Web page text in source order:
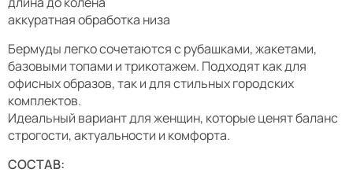
аккуратная обработка низа
Бермуды легко сочетаются с рубашками, жакетами,
базовыми топами и трикотажем. Подходят как для
офисных образов, так и для стильных городских
комплектов.
Идеальный вариант для женщин, которые ценят баланс
строгости, актуальности и комфорта.
СОСТАВ: